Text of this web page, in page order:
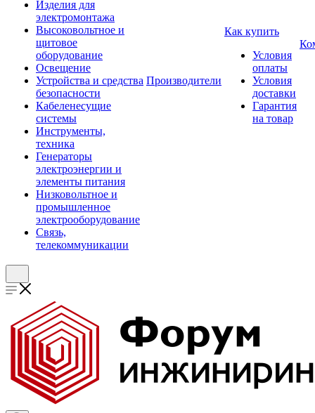
Изделия для
электромонтажа
Высоковольтное и
щитовое
оборудование
Освещение
Устройства и средства
безопасности
Кабеленесущие
системы
Инструменты,
техника
Генераторы
электроэнергии и
элементы питания
Низковольтное и
промышленное
электрооборудование
Связь,
телекоммуникации
Производители
Как купить
Условия
оплаты
Условия
доставки
Гарантия
на товар